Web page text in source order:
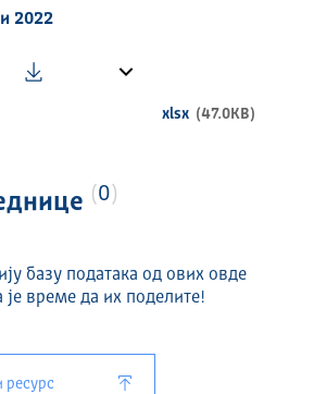
активности и
у оквиру Анекса 5 (XLSX)
2022
xlsx (47.0KB)
0
базу података од ових овде
је време да их поделите!
ресурс